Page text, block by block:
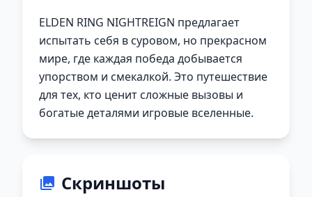
ELDEN RING NIGHTREIGN предлагает
испытать себя в суровом, но прекрасном
мире, где каждая победа добывается
упорством и смекалкой. Это путешествие
для тех, кто ценит сложные вызовы и
богатые деталями игровые вселенные.
Скриншоты